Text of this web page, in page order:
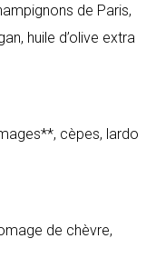
de Paris,
huile d’olive extra
cèpes, lardo
de chèvre,